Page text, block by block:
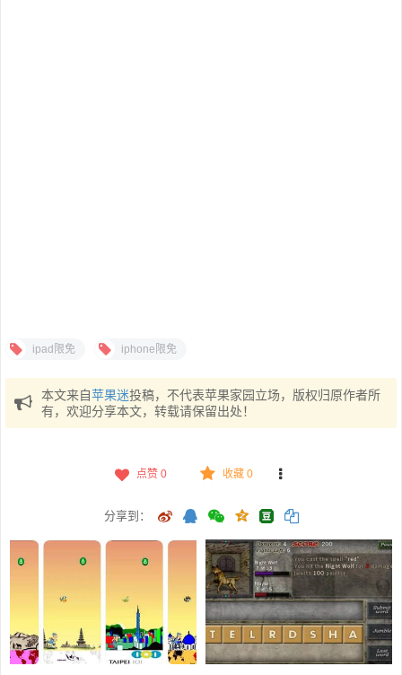
ipad限免 iphone限免
本文来自苹果迷投稿，不代表苹果家园立场，版权归原作者所
有，欢迎分享本文，转载请保留出处！
点赞 0 收藏 0
分享到：